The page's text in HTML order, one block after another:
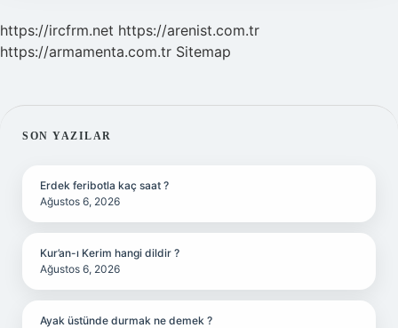
https://ircfrm.net https://arenist.com.tr
https://armamenta.com.tr Sitemap
SIDEBAR
SON YAZILAR
Erdek feribotla kaç saat ?
Ağustos 6, 2026
Kur’an-ı Kerim hangi dildir ?
Ağustos 6, 2026
Ayak üstünde durmak ne demek ?